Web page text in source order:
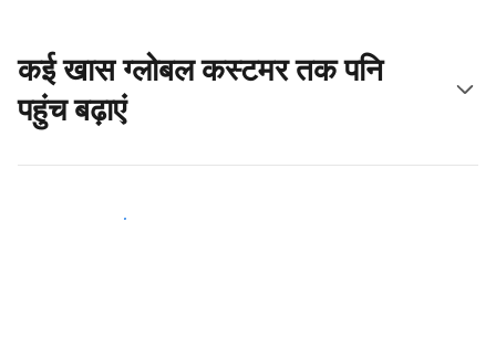
कई खास ग्लोबल कस्टमर तक पनि
पहुंच बढ़ाएं
आज ही नए मेहमानों तक पहुंचें